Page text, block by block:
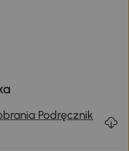
Podręcznik